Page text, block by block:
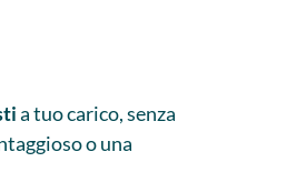
a tuo carico, senza
o una